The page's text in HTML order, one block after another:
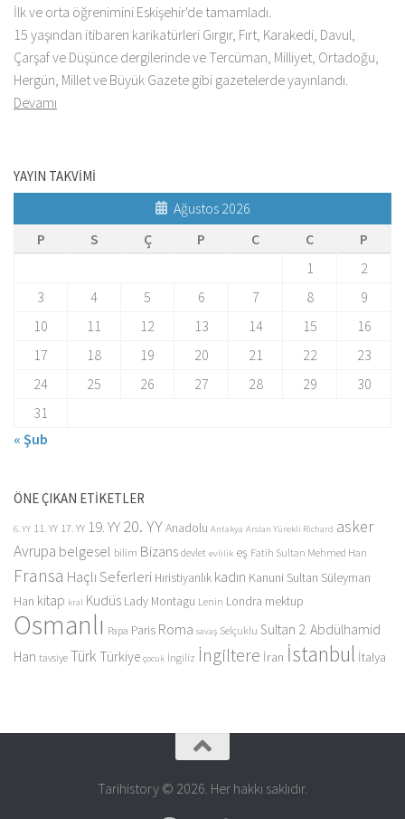
İlk ve orta öğrenimini Eskişehir'de tamamladı.
15 yaşından itibaren karikatürleri Gırgır, Fırt, Karakedi, Davul,
Çarşaf ve Düşünce dergilerinde ve Tercüman, Milliyet, Ortadoğu,
Hergün, Millet ve Büyük Gazete gibi gazetelerde yayınlandı.
Devamı
YAYIN TAKVİMİ
Ağustos 2026
P
S Ç P C C
P
1
2
3
4 5 6 7 8
9
10
11 12 13 14 15
16
17
18 19 20 21 22
23
24
25 26 27 28 29
30
31
« Şub
ÖNE ÇIKAN ETİKETLER
6. YY 11. YY 17. YY 19. YY20. YYAnadolu Antakya Arslan Yürekli Richard asker
Avrupa belgesel bilim Bizans devlet evlilik eş Fatih Sultan Mehmed Han
Fransa Haçlı Seferleri Hıristiyanlık kadın Kanuni Sultan Süleyman
Han kitap kral Kudüs Lady Montagu Lenin Londra mektup
Osmanlı Papa Paris Roma savaş Selçuklu Sultan 2. Abdülhamid
Han tavsiye Türk Türkiye çocuk İngiliz İngiltere İran İstanbul İtalya
Tarihistory © 2026. Her hakkı saklıdır.